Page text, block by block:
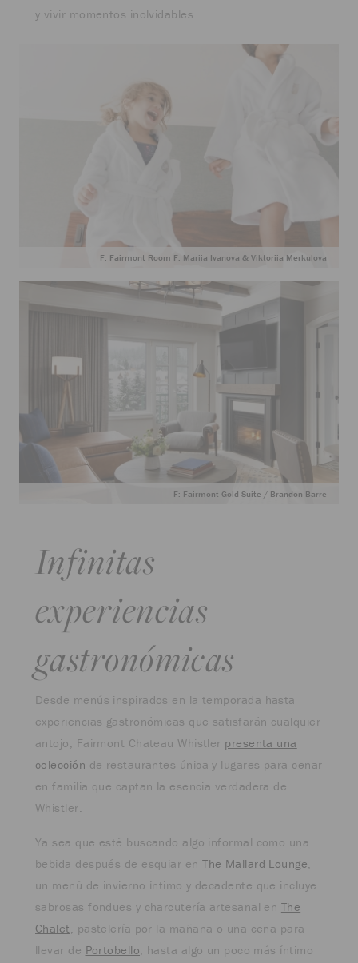
y vivir momentos inolvidables.
F: Fairmont Room F: Mariia Ivanova & Viktoriia Merkulova
F: Fairmont Gold Suite / Brandon Barre
Infinitas
experiencias
gastronómicas
Desde menús inspirados en la temporada hasta
experiencias gastronómicas que satisfarán cualquier
antojo, Fairmont Chateau Whistler presenta una
colección de restaurantes única y lugares para cenar
en familia que captan la esencia verdadera de
Whistler.
Ya sea que esté buscando algo informal como una
bebida después de esquiar enThe Mallard Lounge,
un menú de invierno íntimo y decadente que incluye
sabrosas fondues y charcutería artesanal en The
Chalet, pastelería por la mañana o una cena para
llevar de Portobello, hasta algo un poco más íntimo